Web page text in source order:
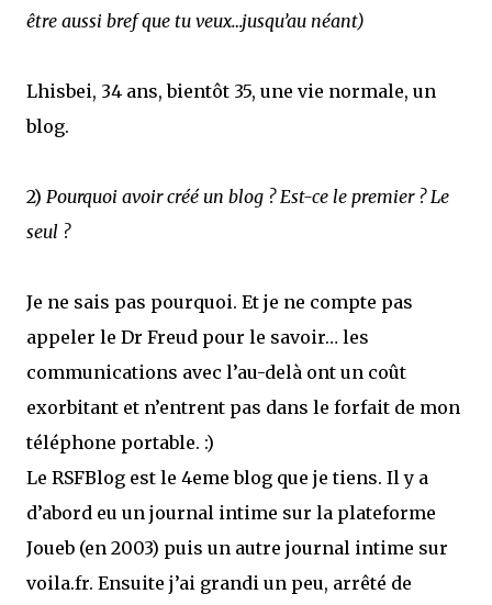
être aussi bref que tu veux…jusqu’au néant)
Lhisbei, 34 ans, bientôt 35, une vie normale, un
blog.
2) Pourquoi avoir créé un blog ? Est-ce le premier ? Le
seul ?
Je ne sais pas pourquoi. Et je ne compte pas
appeler le Dr Freud pour le savoir… les
communications avec l’au-delà ont un coût
exorbitant et n’entrent pas dans le forfait de mon
téléphone portable. :)
Le RSFBlog est le 4eme blog que je tiens. Il y a
d’abord eu un journal intime sur la plateforme
Joueb (en 2003) puis un autre journal intime sur
voila.fr. Ensuite j’ai grandi un peu, arrêté de